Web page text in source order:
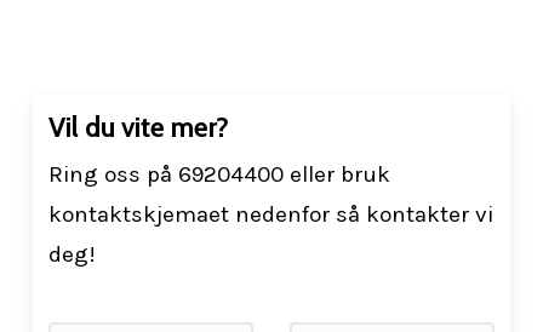
Vil du vite mer?
Ring oss på 69204400 eller bruk
kontaktskjemaet nedenfor så kontakter vi
deg!